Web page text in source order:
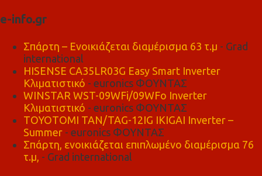
e-info.gr
Σπάρτη – Ενοικιάζεται διαμέρισμα 63 τ.μ - Grad
international
HISENSE CA35LR03G Easy Smart Inverter
Κλιματιστικό - euronics ΦΟΥΝΤΑΣ
WINSTAR WST-09WFi/09WFo Inverter
Κλιματιστικό - euronics ΦΟΥΝΤΑΣ
TOYOTOMI TAN/TAG-12IG IKIGAI Inverter –
Summer - euronics ΦΟΥΝΤΑΣ
Σπάρτη, ενοικιάζεται επιπλωμένο διαμέρισμα 76
τ.μ, - Grad international